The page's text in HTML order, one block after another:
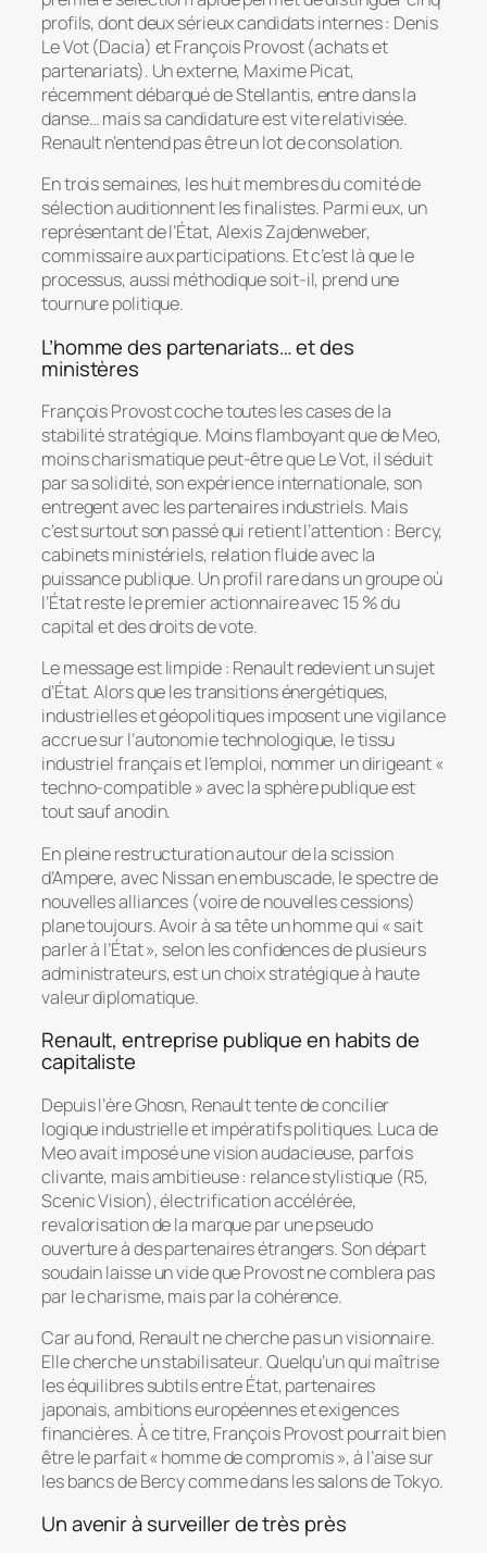
profils, dont deux sérieux candidats internes : Denis
Le Vot (Dacia) et François Provost (achats et
partenariats). Un externe, Maxime Picat,
récemment débarqué de Stellantis, entre dans la
danse… mais sa candidature est vite relativisée.
Renault n’entend pas être un lot de consolation.
En trois semaines, les huit membres du comité de
sélection auditionnent les finalistes. Parmi eux, un
représentant de l’État, Alexis Zajdenweber,
commissaire aux participations. Et c’est là que le
processus, aussi méthodique soit-il, prend une
tournure politique.
L’homme des partenariats… et des
ministères
François Provost coche toutes les cases de la
stabilité stratégique. Moins flamboyant que de Meo,
moins charismatique peut-être que Le Vot, il séduit
par sa solidité, son expérience internationale, son
entregent avec les partenaires industriels. Mais
c’est surtout son passé qui retient l’attention : Bercy,
cabinets ministériels, relation fluide avec la
puissance publique. Un profil rare dans un groupe où
l’État reste le premier actionnaire avec 15 % du
capital et des droits de vote.
Le message est limpide : Renault redevient un sujet
d’État. Alors que les transitions énergétiques,
industrielles et géopolitiques imposent une vigilance
accrue sur l’autonomie technologique, le tissu
industriel français et l’emploi, nommer un dirigeant «
techno-compatible » avec la sphère publique est
tout sauf anodin.
En pleine restructuration autour de la scission
d’Ampere, avec Nissan en embuscade, le spectre de
nouvelles alliances (voire de nouvelles cessions)
plane toujours. Avoir à sa tête un homme qui « sait
parler à l’État », selon les confidences de plusieurs
administrateurs, est un choix stratégique à haute
valeur diplomatique.
Renault, entreprise publique en habits de
capitaliste
Depuis l’ère Ghosn, Renault tente de concilier
logique industrielle et impératifs politiques. Luca de
Meo avait imposé une vision audacieuse, parfois
clivante, mais ambitieuse : relance stylistique (R5,
Scenic Vision), électrification accélérée,
revalorisation de la marque par une pseudo
ouverture à des partenaires étrangers. Son départ
soudain laisse un vide que Provost ne comblera pas
par le charisme, mais par la cohérence.
Car au fond, Renault ne cherche pas un visionnaire.
Elle cherche un stabilisateur. Quelqu’un qui maîtrise
les équilibres subtils entre État, partenaires
japonais, ambitions européennes et exigences
financières. À ce titre, François Provost pourrait bien
être le parfait « homme de compromis », à l’aise sur
les bancs de Bercy comme dans les salons de Tokyo.
Un avenir à surveiller de très près